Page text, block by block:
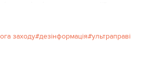
переклад треду.
заходу дезінформація ультраправі